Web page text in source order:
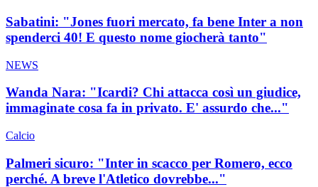
Sabatini: "Jones fuori mercato, fa bene Inter a non
spenderci 40! E questo nome giocherà tanto"
NEWS
Wanda Nara: "Icardi? Chi attacca così un giudice,
immaginate cosa fa in privato. E' assurdo che..."
Calcio
Palmeri sicuro: "Inter in scacco per Romero, ecco
perché. A breve l'Atletico dovrebbe..."